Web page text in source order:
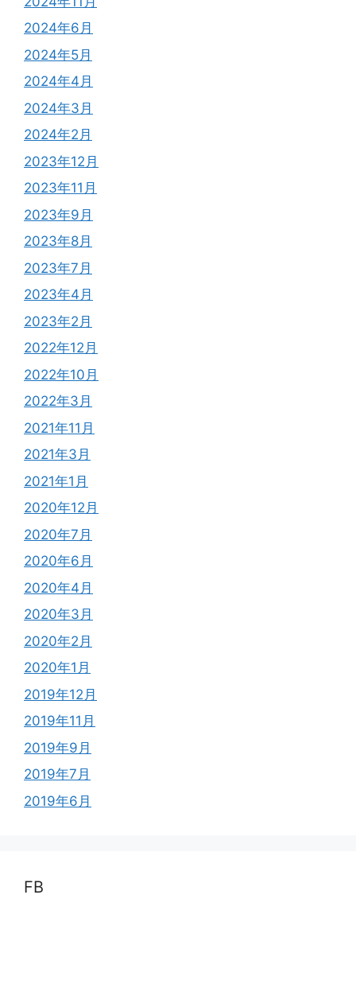
2024年6月
2024年5月
2024年4月
2024年3月
2024年2月
2023年12月
2023年11月
2023年9月
2023年8月
2023年7月
2023年4月
2023年2月
2022年12月
2022年10月
2022年3月
2021年11月
2021年3月
2021年1月
2020年12月
2020年7月
2020年6月
2020年4月
2020年3月
2020年2月
2020年1月
2019年12月
2019年11月
2019年9月
2019年7月
2019年6月
FB